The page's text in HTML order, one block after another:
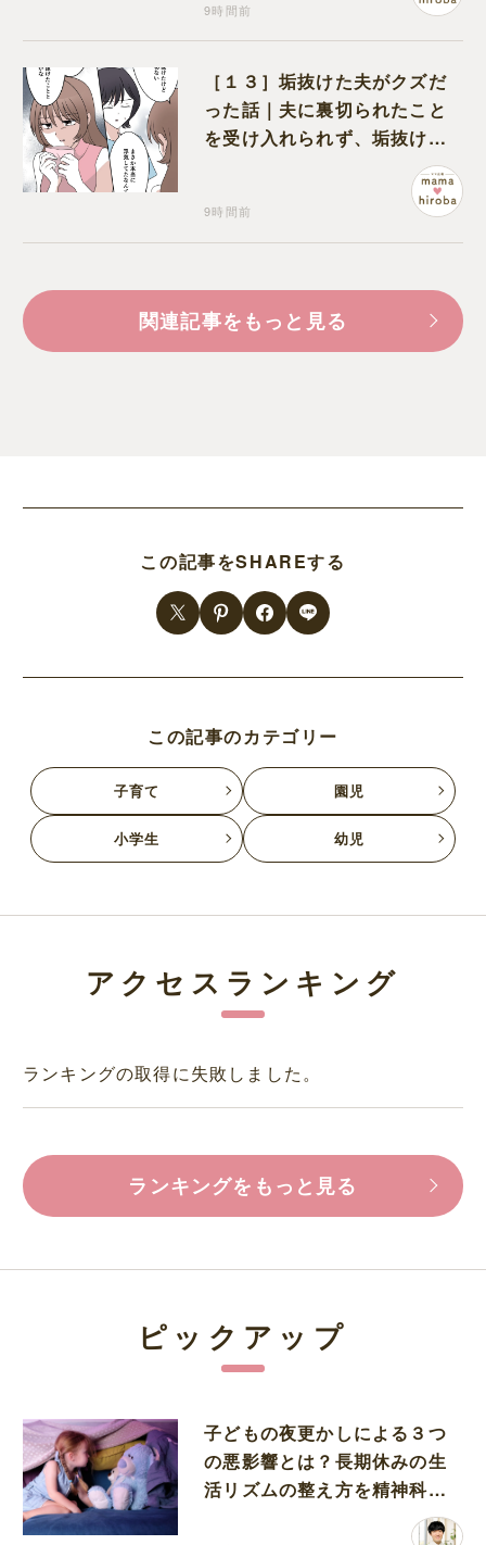
9時間前
［１３］垢抜けた夫がクズだ
った話｜夫に裏切られたこと
を受け入れられず、垢抜けた
ことが関係しているのかと嘆
9時間前
関連記事をもっと見る
この記事をSHAREする
この記事のカテゴリー
子育て 園児
小学生 幼児
アクセスランキング
ランキングの取得に失敗しました。
ランキングをもっと見る
ピックアップ
子どもの夜更かしによる３つ
の悪影響とは？長期休みの生
活リズムの整え方を精神科医